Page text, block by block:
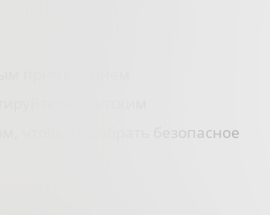
применением
с детским
чтобы подобрать безопасное